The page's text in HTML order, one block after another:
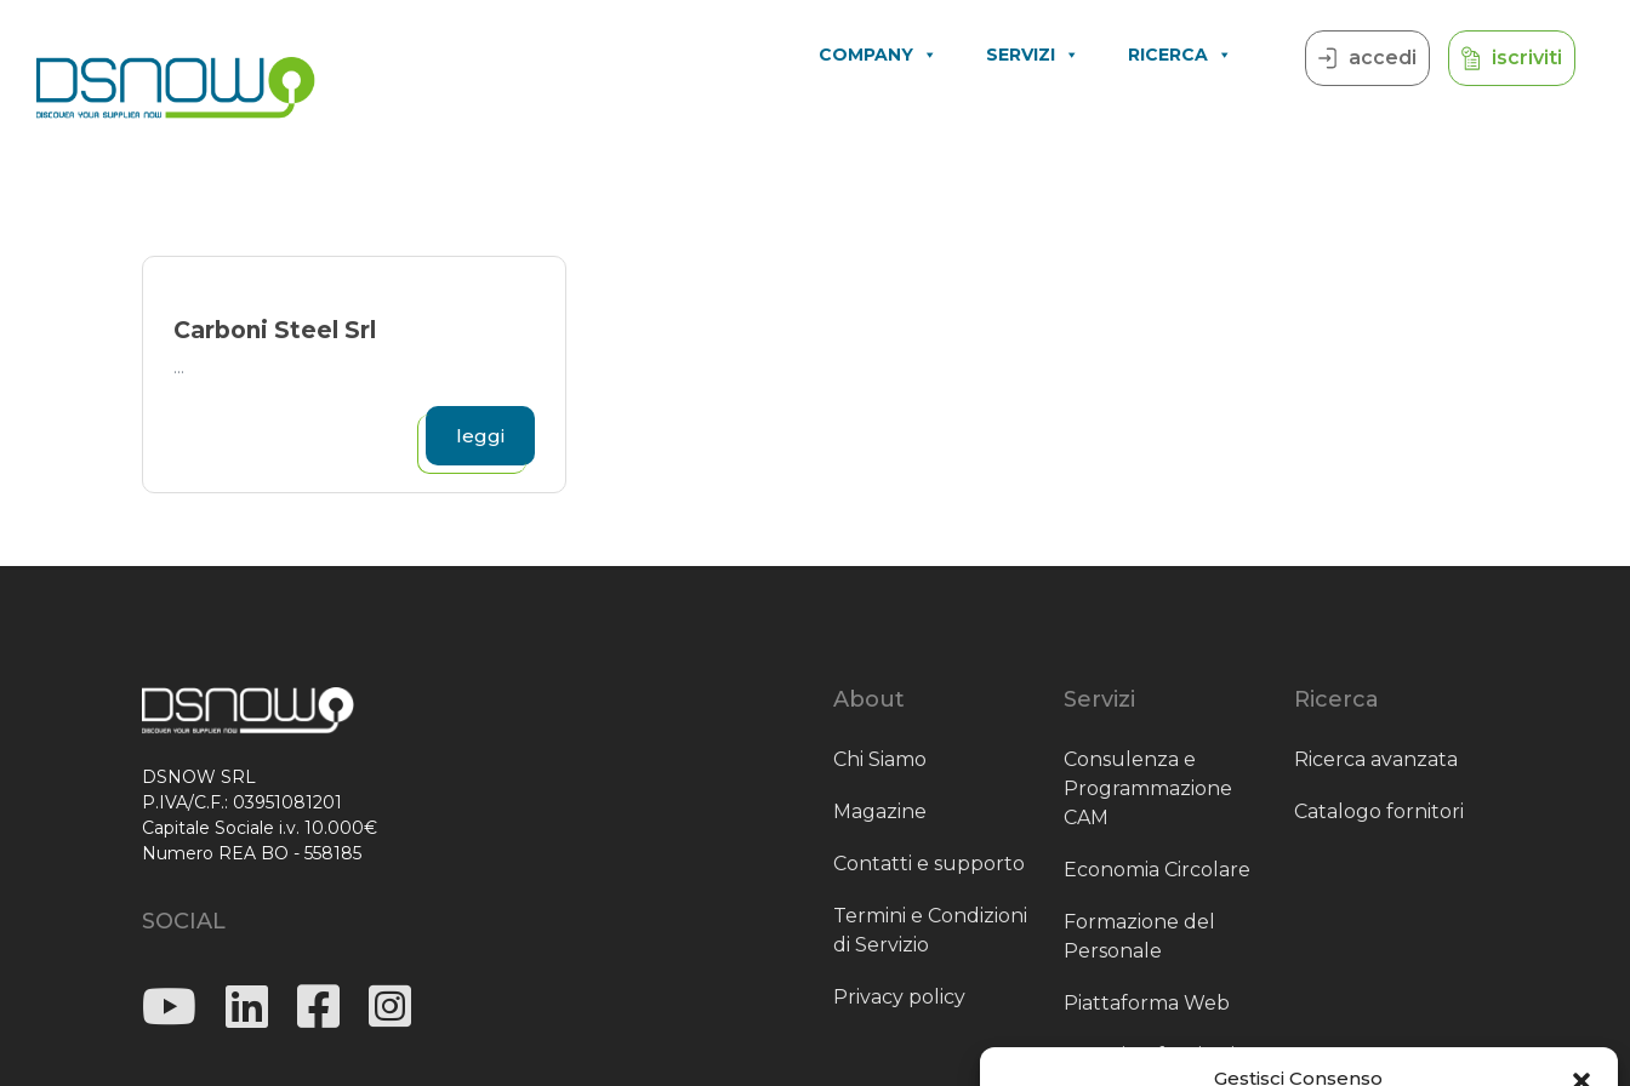
Gestisci Consenso
content
COMPANY SERVIZI RICERCA accedi iscriviti
Carboni Steel Srl
...
leggi
DSNOW SRL
P.IVA/C.F.: 03951081201
Capitale Sociale i.v. 10.000€
Numero REA BO - 558185
SOCIAL
About
Chi Siamo
Magazine
Contatti e supporto
Termini e Condizioni
di Servizio
Privacy policy
Servizi
Consulenza e
Programmazione
CAM
Economia Circolare
Formazione del
Personale
Piattaforma Web
Scouting fornitori
Ricerca
Ricerca avanzata
Catalogo fornitori